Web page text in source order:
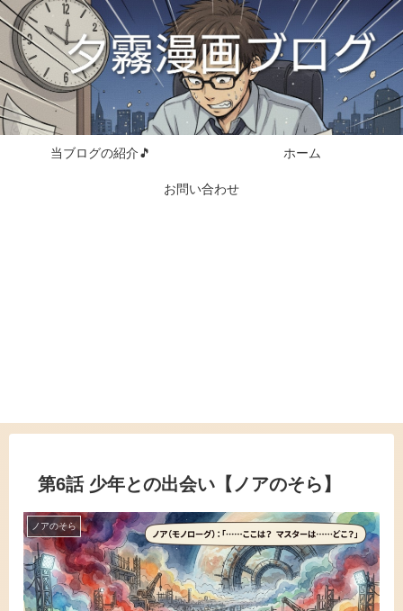
当ブログの紹介🎵 ホーム
お問い合わせ
第6話 少年との出会い【ノアのそら】
ノアのそら